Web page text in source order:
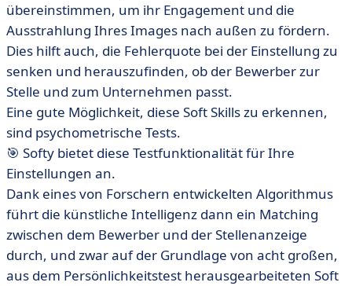
übereinstimmen, um ihr Engagement und die
Ausstrahlung Ihres Images nach außen zu fördern.
Dies hilft auch, die Fehlerquote bei der Einstellung zu
senken und herauszufinden, ob der Bewerber zur
Stelle und zum Unternehmen passt.
Eine gute Möglichkeit, diese Soft Skills zu erkennen,
sind psychometrische Tests.
🎯 Softy bietet diese Testfunktionalität für Ihre
Einstellungen an.
Dank eines von Forschern entwickelten Algorithmus
führt die künstliche Intelligenz dann ein Matching
zwischen dem Bewerber und der Stellenanzeige
durch, und zwar auf der Grundlage von acht großen,
aus dem Persönlichkeitstest herausgearbeiteten Soft